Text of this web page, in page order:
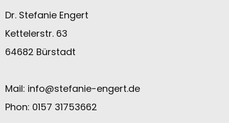
Dr. Stefanie Engert
Kettelerstr. 63
64682 Bürstadt
Mail: info@stefanie-engert.de
Phon: 0157 31753662